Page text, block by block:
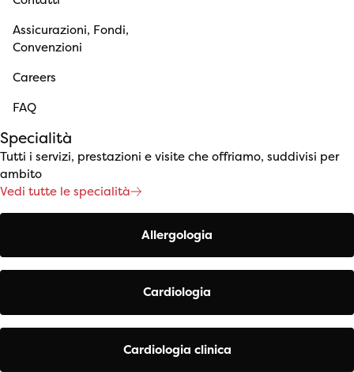
Assicurazioni, Fondi,
Convenzioni
Careers
FAQ
Specialità
Tutti i servizi, prestazioni e visite che offriamo, suddivisi per
ambito
Vedi tutte le specialità
Allergologia
Cardiologia
Cardiologia clinica